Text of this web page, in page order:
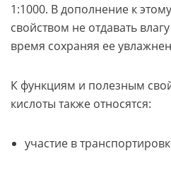
1:1000. В дополнение к
свойством не отдавать
время сохраняя ее
К функциям и полезным
кислоты также относятся:
участие в